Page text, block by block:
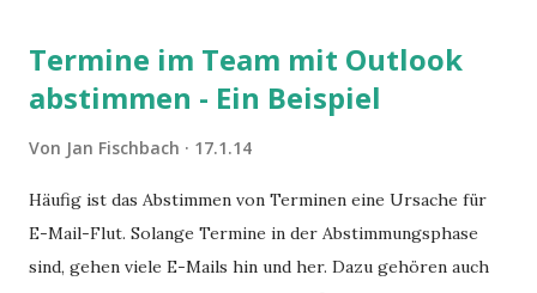
Termine im Team mit Outlook
abstimmen - Ein Beispiel
Von Jan Fischbach 17.1.14
Häufig ist das Abstimmen von Terminen eine Ursache für
E-Mail-Flut. Solange Termine in der Abstimmungsphase
sind, gehen viele E-Mails hin und her. Dazu gehören auch